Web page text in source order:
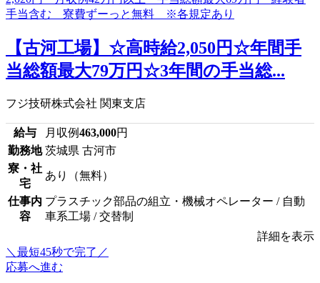
【古河工場】☆高時給2,050円☆年間手
当総額最大79万円☆3年間の手当総...
フジ技研株式会社 関東支店
給与 月収例463,000円
勤務地 茨城県 古河市
寮・社
宅
あり（無料）
仕事内
容
プラスチック部品の組立・機械オペレーター / 自動
車系工場 / 交替制
詳細を表示
＼最短45秒で完了／
応募へ進む